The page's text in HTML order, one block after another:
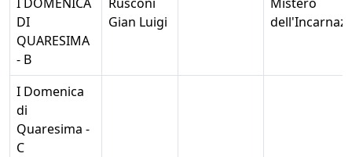
DI
QUARESIMA
- B
Gian Luigi
I Domenica
di
Quaresima -
C